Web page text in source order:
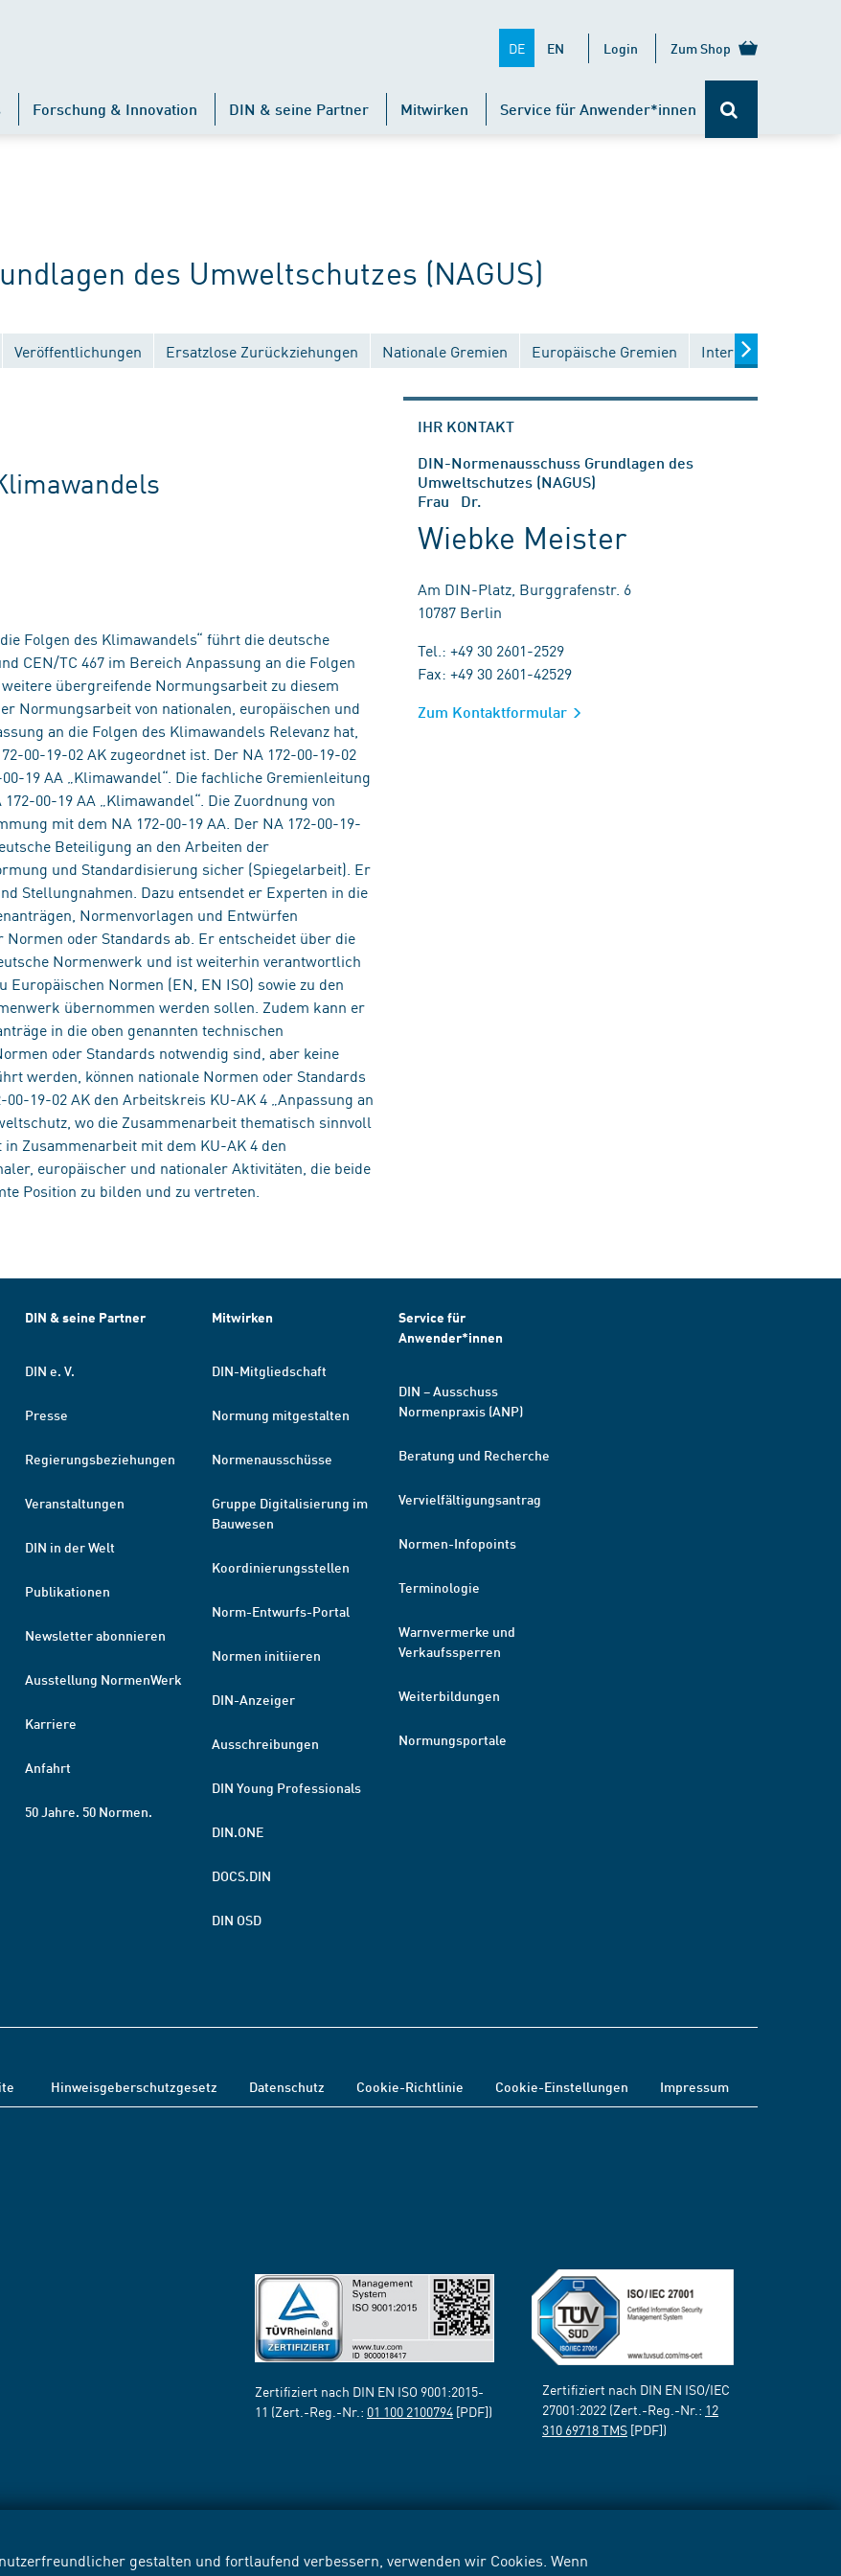
gestalten und fortlaufend verbessern, verwenden wir Cookies. Wenn
DE EN Login Zum Shop
Forschung & Innovation DIN & seine Partner Mitwirken Service für Anwender*innen
des Umweltschutzes (NAGUS)
Veröffentlichungen Ersatzlose Zurückziehungen Nationale Gremien Europäische Gremien Internationale
Folgen des Klimawandels“ führt die deutsche
CEN/TC 467 im Bereich Anpassung an die Folgen
übergreifende Normungsarbeit zu diesem
Normungsarbeit von nationalen, europäischen und
an die Folgen des Klimawandels Relevanz hat,
00-19-02 AK zugeordnet ist. Der NA 172-00-19-02
19 AA „Klimawandel“. Die fachliche Gremienleitung
00-19 AA „Klimawandel“. Die Zuordnung von
mit dem NA 172-00-19 AA. Der NA 172-00-19-
Beteiligung an den Arbeiten der
und Standardisierung sicher (Spiegelarbeit). Er
Stellungnahmen. Dazu entsendet er Experten in die
Normenvorlagen und Entwürfen
oder Standards ab. Er entscheidet über die
Normenwerk und ist weiterhin verantwortlich
Normen (EN, EN ISO) sowie zu den
übernommen werden sollen. Zudem kann er
in die oben genannten technischen
oder Standards notwendig sind, aber keine
werden, können nationale Normen oder Standards
19-02 AK den Arbeitskreis KU-AK 4 „Anpassung an
wo die Zusammenarbeit thematisch sinnvoll
Zusammenarbeit mit dem KU-AK 4 den
europäischer und nationaler Aktivitäten, die beide
Position zu bilden und zu vertreten.
IHR KONTAKT
DIN-Normenausschuss Grundlagen des
Umweltschutzes (NAGUS)
Frau Dr.
Wiebke Meister
Am DIN-Platz, Burggrafenstr. 6
10787 Berlin
Tel.: +49 30 2601-2529
Fax: +49 30 2601-42529
Zum Kontaktformular
DIN & seine Partner
DIN e. V.
Presse
Regierungsbeziehungen
Veranstaltungen
DIN in der Welt
Publikationen
Newsletter abonnieren
Ausstellung NormenWerk
Karriere
Anfahrt
50 Jahre. 50 Normen.
Mitwirken
DIN-Mitgliedschaft
Normung mitgestalten
Normenausschüsse
Gruppe Digitalisierung im
Bauwesen
Koordinierungsstellen
Norm-Entwurfs-Portal
Normen initiieren
DIN-Anzeiger
Ausschreibungen
DIN Young Professionals
DIN.ONE
DOCS.DIN
DIN OSD
Service für
Anwender*innen
DIN – Ausschuss
Normenpraxis (ANP)
Beratung und Recherche
Vervielfältigungsantrag
Normen-Infopoints
Terminologie
Warnvermerke und
Verkaufssperren
Weiterbildungen
Normungsportale
Hinweisgeberschutzgesetz Datenschutz Cookie-Richtlinie Cookie-Einstellungen Impressum
Zertifiziert nach DIN EN ISO 9001:2015-
11 (Zert.-Reg.-Nr.: 01 100 2100794 [PDF])
Zertifiziert nach DIN EN ISO/IEC
27001:2022 (Zert.-Reg.-Nr.: 12
310 69718 TMS [PDF])